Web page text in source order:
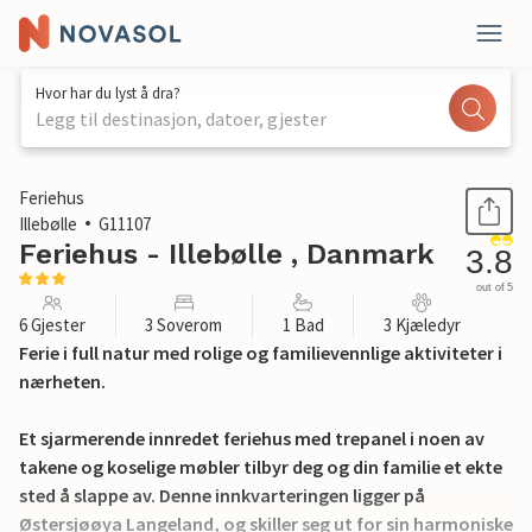
Hvor har du lyst å dra?
Legg til destinasjon, datoer, gjester
1 / 27
Feriehus
Illebølle
G11107
Feriehus - Illebølle , Danmark 3.8
out of 5
6 Gjester 3 Soverom 1 Bad 3 Kjæledyr
Ferie i full natur med rolige og familievennlige aktiviteter i
nærheten.
Et sjarmerende innredet feriehus med trepanel i noen av
takene og koselige møbler tilbyr deg og din familie et ekte
sted å slappe av. Denne innkvarteringen ligger på
Østersjøøya Langeland, og skiller seg ut for sin harmoniske